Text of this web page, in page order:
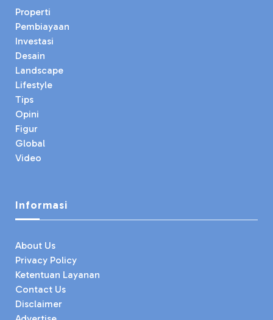
Properti
Pembiayaan
Investasi
Desain
Landscape
Lifestyle
Tips
Opini
Figur
Global
Video
Informasi
About Us
Privacy Policy
Ketentuan Layanan
Contact Us
Disclaimer